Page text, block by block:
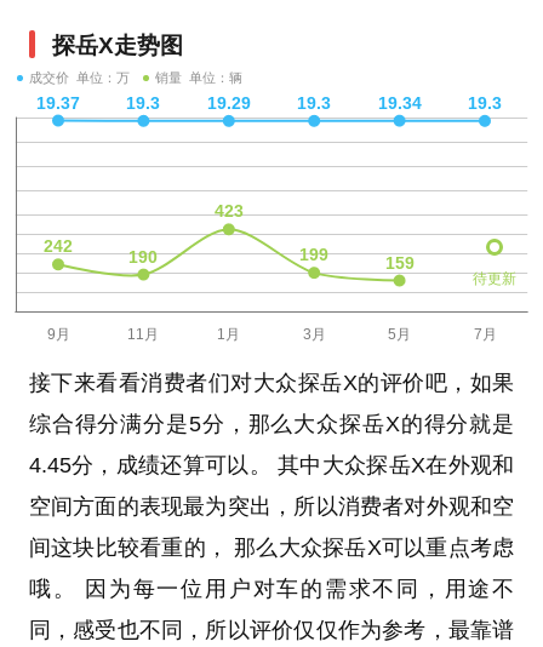
探岳X走势图
成交价 单位：万 销量 单位：辆
待更新
接下来看看消费者们对大众探岳X的评价吧，如果
综合得分满分是5分，那么大众探岳X的得分就是
4.45分，成绩还算可以。 其中大众探岳X在外观和
空间方面的表现最为突出，所以消费者对外观和空
间这块比较看重的， 那么大众探岳X可以重点考虑
哦。 因为每一位用户对车的需求不同，用途不
同，感受也不同，所以评价仅仅作为参考，最靠谱